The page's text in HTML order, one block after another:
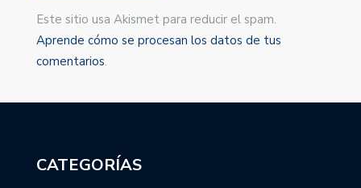
Este sitio usa Akismet para reducir el spam.
Aprende cómo se procesan los datos de tus
comentarios.
CATEGORÍAS